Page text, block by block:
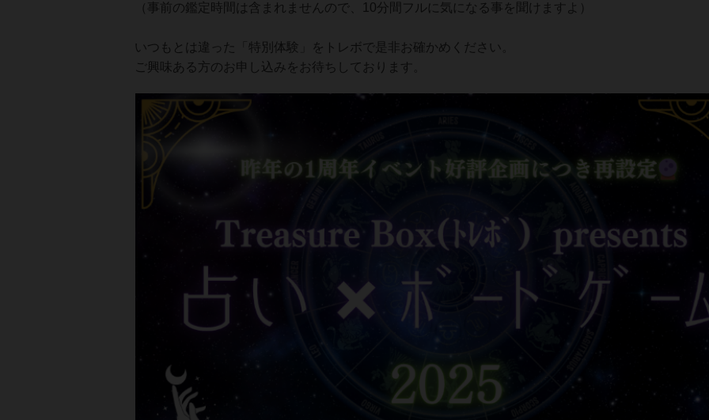
（事前の鑑定時間は含まれませんので、10分間フルに気になる事を聞けますよ）
いつもとは違った「特別体験」をトレボで是非お確かめください。
ご興味ある方のお申し込みをお待ちしております。